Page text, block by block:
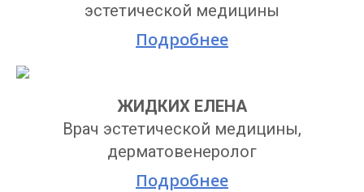
эстетической медицины
Подробнее
ЖИДКИХ ЕЛЕНА
Врач эстетической медицины,
дерматовенеролог
Подробнее